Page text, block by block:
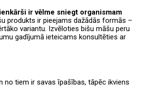
ir vēlme sniegt organismam
produkts ir pieejams dažādās formās –
variantu. Izvēloties bišu māšu peru
gadījumā ieteicams konsultēties ar
no tiem ir savas īpašības, tāpēc ikviens